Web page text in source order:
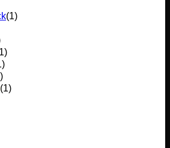
(1)
1)
)
)
(1)